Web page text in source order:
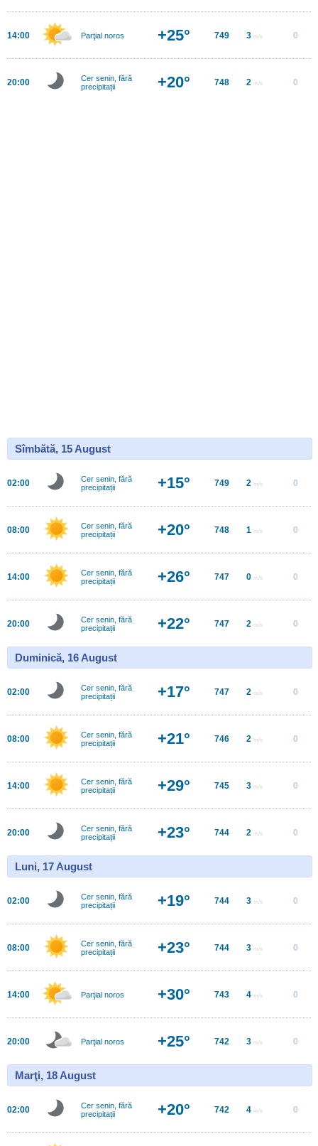
14:00 Parţial noros +25° 749 3 m/s 0
20:00
Cer senin, fără
precipitații
+20° 748 2 m/s 0
Sîmbătă, 15 August
02:00
Cer senin, fără
precipitații
+15° 749 2 m/s 0
08:00
Cer senin, fără
precipitații
+20° 748 1 m/s 0
14:00
Cer senin, fără
precipitații
+26° 747 0 m/s 0
20:00
Cer senin, fără
precipitații
+22° 747 2 m/s 0
Duminică, 16 August
02:00
Cer senin, fără
precipitații
+17° 747 2 m/s 0
08:00
Cer senin, fără
precipitații
+21° 746 2 m/s 0
14:00
Cer senin, fără
precipitații
+29° 745 3 m/s 0
20:00
Cer senin, fără
precipitații
+23° 744 2 m/s 0
Luni, 17 August
02:00
Cer senin, fără
precipitații
+19° 744 3 m/s 0
08:00
Cer senin, fără
precipitații
+23° 744 3 m/s 0
14:00 Parţial noros +30° 743 4 m/s 0
20:00 Parţial noros +25° 742 3 m/s 0
Marţi, 18 August
02:00
Cer senin, fără
precipitații
+20° 742 4 m/s 0